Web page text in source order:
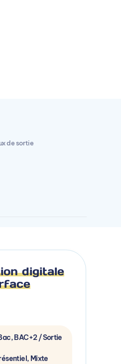
de sortie
digitale
BAC+2 / Sortie
Mixte